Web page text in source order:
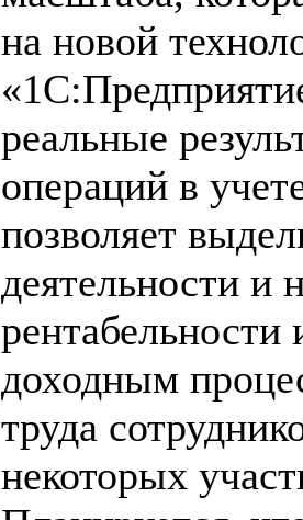
на новой
реальные
операций в
позволяет
деятельности
доходным
труда
некоторых